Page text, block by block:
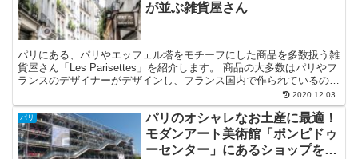
が並ぶ雑貨屋さん
パリにある、パリやエッフェル塔をモチーフにした商品を多数扱う雑
貨屋さん「Les Parisettes」を紹介します。 商品の大多数はパリやフ
ランスのデザイナーがデザインし、フランス国内で作られているの
2020.12.03
パリ
パリのオシャレなお土産に最適！
モダンアート美術館「ポンピドゥ
ーセンター」にあるショップをご